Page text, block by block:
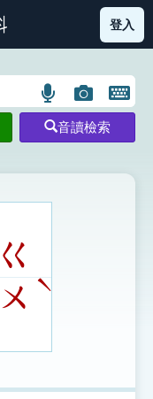
部首索引表圖示
登入
語
言
搜
示
圖
片
搜
開
鍵
圖
音讀檢索
ㄍ
ㄨˋ